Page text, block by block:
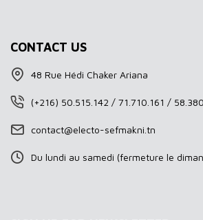
CONTACT US
48 Rue Hédi Chaker Ariana
(+216) 50.515.142 / 71.710.161 /
contact@electo-sefmakni.tn
Du lundi au samedi (fermeture le